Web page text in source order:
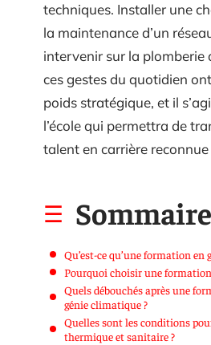
techniques. Installer une
la maintenance d’un
intervenir sur la plomberie
ces gestes du quotidien
poids stratégique, et il
l’école qui permettra de
talent en carrière
Sommaire
Qu’est-ce qu’une formation en
Pourquoi choisir une
Quels débouchés après une
génie climatique ?
Quelles sont les conditions
thermique et sanitaire ?